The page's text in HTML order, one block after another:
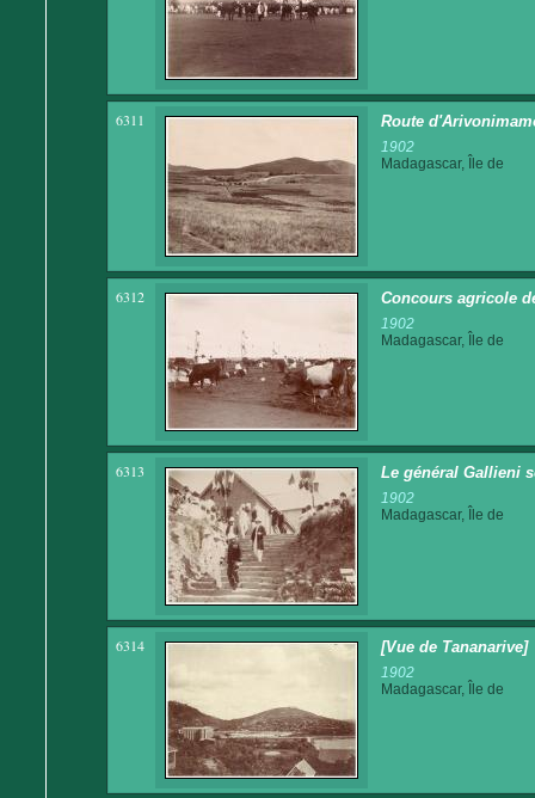
6311 Route
1902
Madagascar, Île de
6312 Concours agricole
1902
Madagascar, Île de
6313 Le général Gallieni
1902
Madagascar, Île de
6314 [Vue de Tananarive]
1902
Madagascar, Île de